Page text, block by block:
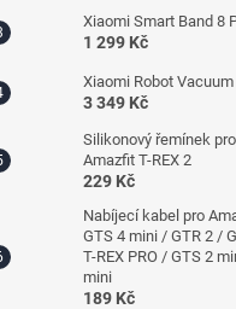
Xiaomi Smart Band 8
1 299 Kč
Xiaomi Robot Vacuum
3 349 Kč
Silikonový řemínek
Amazfit T-REX 2
229 Kč
Nabíjecí kabel pro
GTS 4 mini / GTR 2 /
T-REX PRO / GTS 2
mini
189 Kč